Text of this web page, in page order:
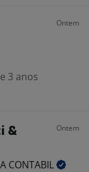
Ontem
3 anos
&
Ontem
CONTABIL